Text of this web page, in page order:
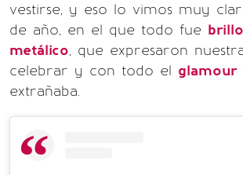
vestirse, y eso lo vimos muy
de año, en el que todo fue
metálico, que expresaron
celebrar y con todo el glamour
extrañaba.